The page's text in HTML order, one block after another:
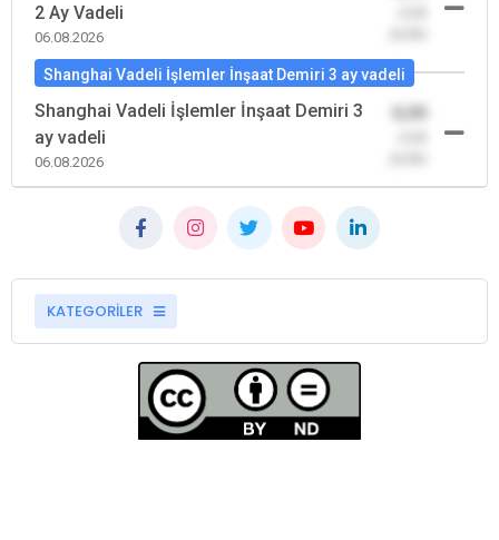
2 Ay Vadeli
06.08.2026
Shanghai Vadeli İşlemler İnşaat Demiri 3 ay vadeli
Shanghai Vadeli İşlemler İnşaat Demiri 3
ay vadeli
06.08.2026
KATEGORİLER